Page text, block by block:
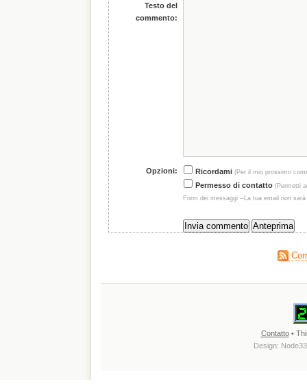
Testo del
commento:
Opzioni: Ricordami (Per il mio prossimo
Permesso di contatto (Permetti
Form dei messaggi --La tua email non
Contatto•
Design: Node33